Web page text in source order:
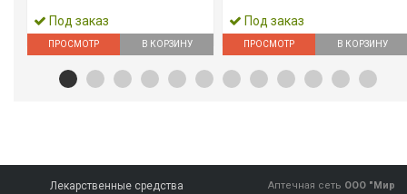
Под заказ
ПРОСМОТР В КОРЗИНУ
Под заказ
ПРОСМОТР В КОРЗИНУ
Лекарственные средства Аптечная сеть ООО "Мир